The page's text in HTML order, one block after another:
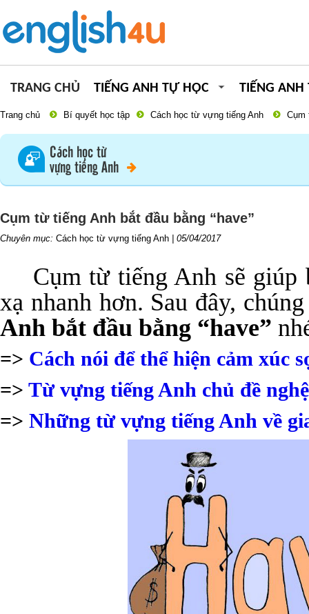
TRANG CHỦ TIẾNG ANH TỰ HỌC TIẾNG ANH
Trang chủ Bí quyết học tập Cách học từ vựng tiếng Anh Cụm
Cách học từ
vựng tiếng Anh
Cụm từ tiếng Anh bắt đầu bằng “have”
Chuyên mục: Cách học từ vựng tiếng Anh 05/04/2017
Cụm từ tiếng Anh sẽ giúp
xạ nhanh hơn. Sau đây,
Anh bắt đầu bằng “have”
=> Cách nói để thể hiện cảm xúc
=> Từ vựng tiếng Anh chủ đề
=> Những từ vựng tiếng Anh về